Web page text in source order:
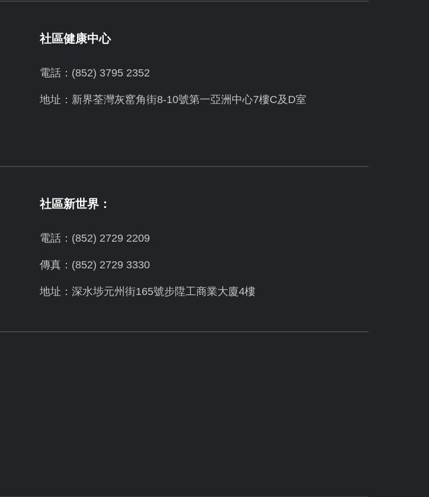
社區健康中心
電話：(852) 3795 2352
地址：新界荃灣灰窰角街8-10號第一亞洲中心7樓C及D室
社區新世界：
電話：(852) 2729 2209
傳真：(852) 2729 3330
地址：深水埗元州街165號步陞工商業大廈4樓